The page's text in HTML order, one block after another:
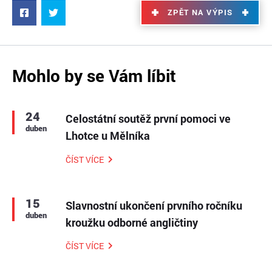
ZPĚT NA VÝPIS
Mohlo by se Vám líbit
24
duben
Celostátní soutěž první pomoci ve
Lhotce u Mělníka
ČÍST VÍCE
15
duben
Slavnostní ukončení prvního ročníku
kroužku odborné angličtiny
ČÍST VÍCE